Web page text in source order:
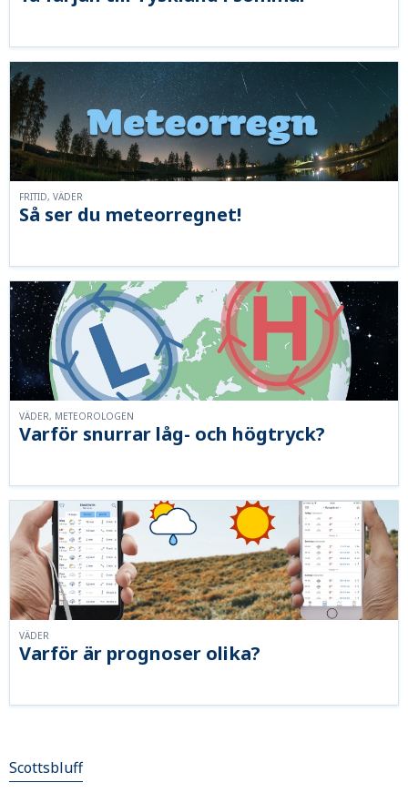
Så ser du meteorregnet!
FRITID, VÄDER
Varför snurrar låg- och högtryck?
VÄDER, METEOROLOGEN
Varför är prognoser olika?
VÄDER
Scottsbluff